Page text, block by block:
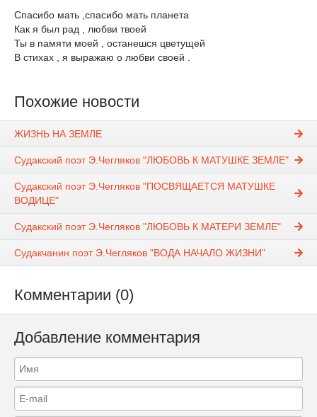
Спасибо мать ,спасибо мать планета
Как я был рад , любви твоей
Ты в памяти моей , останешся цветущей
В стихах , я выражаю о любви своей .
Похожие новости
ЖИЗНЬ НА ЗЕМЛЕ
Судакский поэт Э.Чегляков "ЛЮБОВЬ К МАТУШКЕ ЗЕМЛЕ"
Судакский поэт Э.Чегляков "ПОСВЯЩАЕТСЯ МАТУШКЕ
ВОДИЦЕ"
Судакский поэт Э.Чегляков "ЛЮБОВЬ К МАТЕРИ ЗЕМЛЕ"
Судакчанин поэт Э.Чегляков "ВОДА НАЧАЛО ЖИЗНИ"
Комментарии (0)
Добавление комментария